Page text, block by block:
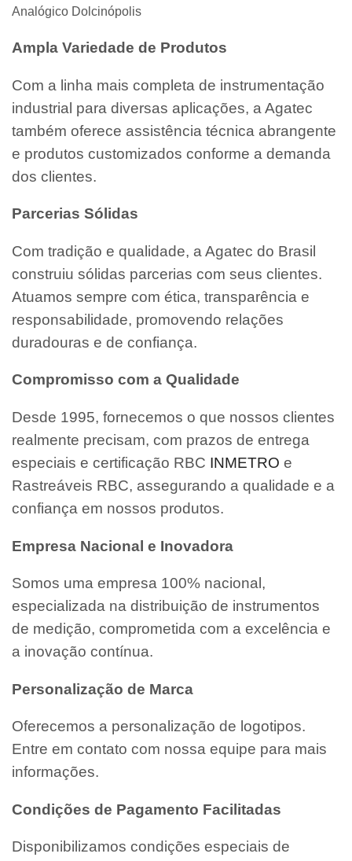
Analógico Dolcinópolis
Ampla Variedade de Produtos
Com a linha mais completa de instrumentação
industrial para diversas aplicações, a Agatec
também oferece assistência técnica abrangente
e produtos customizados conforme a demanda
dos clientes.
Parcerias Sólidas
Com tradição e qualidade, a Agatec do Brasil
construiu sólidas parcerias com seus clientes.
Atuamos sempre com ética, transparência e
responsabilidade, promovendo relações
duradouras e de confiança.
Compromisso com a Qualidade
Desde 1995, fornecemos o que nossos clientes
realmente precisam, com prazos de entrega
especiais e certificação RBC INMETRO e
Rastreáveis RBC, assegurando a qualidade e a
confiança em nossos produtos.
Empresa Nacional e Inovadora
Somos uma empresa 100% nacional,
especializada na distribuição de instrumentos
de medição, comprometida com a excelência e
a inovação contínua.
Personalização de Marca
Oferecemos a personalização de logotipos.
Entre em contato com nossa equipe para mais
informações.
Condições de Pagamento Facilitadas
Disponibilizamos condições especiais de